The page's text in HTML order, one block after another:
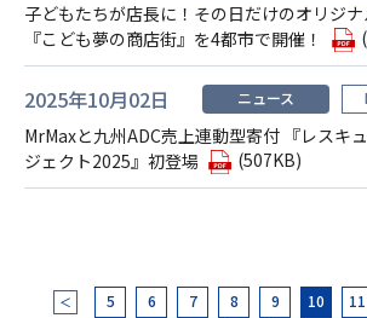
子どもたちが店長に！その日だけのオリジナ
『こども夢の商店街』を4都市で開催！
2025年10月02日 ニュース
MrMaxと九州ADC売上連動型寄付 『レスキ
ジェクト2025』初登場
(507KB)
＜ 5 6 7 8 9 10 11